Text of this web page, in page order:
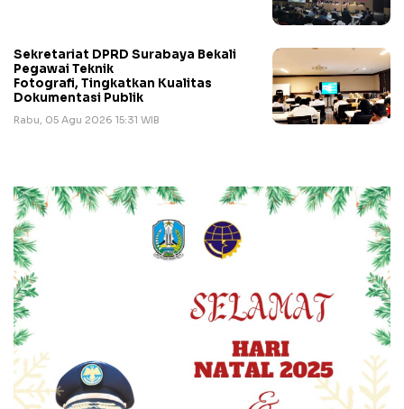
Sekretariat DPRD Surabaya Bekali
Pegawai Teknik
Fotografi, Tingkatkan Kualitas
Dokumentasi Publik
Rabu, 05 Agu 2026 15:31 WIB